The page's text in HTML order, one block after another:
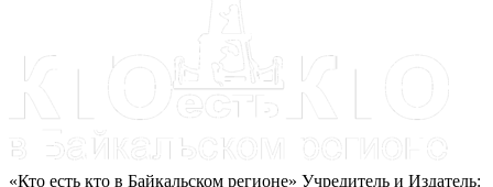
«Кто есть кто в Байкальском регионе» Учредитель и Издатель: